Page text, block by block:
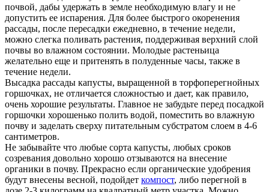
почвой, дабы удержать в земле необходимую влагу и не
допустить ее испарения. Для более быстрого окоренения
рассады, после пересадки ежедневно, в течение недели,
можно слегка поливать растения, поддерживая верхний слой
почвы во влажном состоянии. Молодые растеньица
желательно еще и притенять в полуденные часы, также в
течение недели.
Высадка рассады капусты, выращенной в торфоперегнойных
горшочках, не отличается сложностью и дает, как правило,
очень хорошие результаты. Главное не забудьте перед посадкой
горшочки хорошенько полить водой, поместить во влажную
почву и заделать сверху питательным субстратом слоем в 4-6
сантиметров.
Не забывайте что любые сорта капусты, любых сроков
созревания довольно хорошо отзываются на внесение
органики в почву. Прекрасно если органические удобрения
будут внесены весной, подойдет компост, либо перегной в